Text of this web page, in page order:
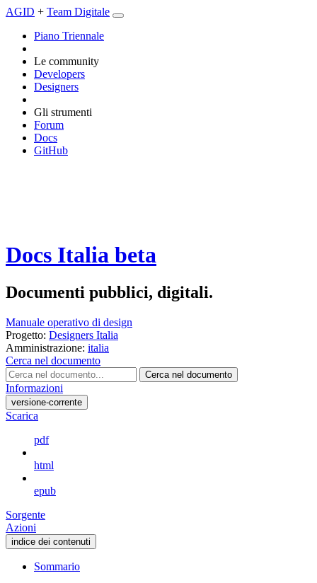
AGID + Team Digitale
Piano Triennale
Le community
Developers
Designers
Gli strumenti
Forum
Docs
GitHub
Docs Italia beta
Documenti pubblici, digitali.
Manuale operativo di design
Progetto: Designers Italia
Amministrazione: italia
Cerca nel documento
Cerca nel documento
Informazioni
versione-corrente
Scarica
pdf
html
epub
Sorgente
Azioni
indice dei contenuti
Sommario